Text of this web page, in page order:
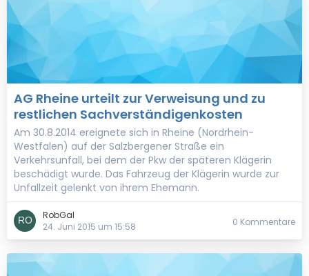
AG Rheine urteilt zur Verweisung und zu
restlichen Sachverständigenkosten
Am 30.8.2014 ereignete sich in Rheine (Nordrhein-
Westfalen) auf der Salzbergener Straße ein
Verkehrsunfall, bei dem der Pkw der späteren Klägerin
beschädigt wurde. Das Fahrzeug der Klägerin wurde zur
Unfallzeit gelenkt von ihrem Ehemann.
RobGal
24. Juni 2015 um 15:58
0 Kommentare